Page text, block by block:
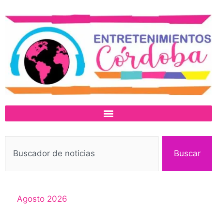
Buscar
Agosto 2026